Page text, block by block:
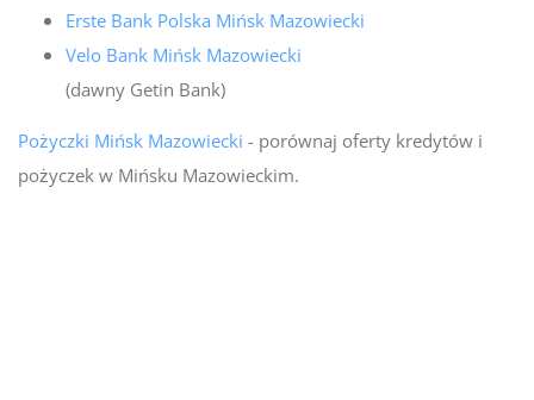
Erste Bank Polska Mińsk Mazowiecki
Velo Bank Mińsk Mazowiecki
(dawny Getin Bank)
Pożyczki Mińsk Mazowiecki - porównaj oferty kredytów i
pożyczek w Mińsku Mazowieckim.